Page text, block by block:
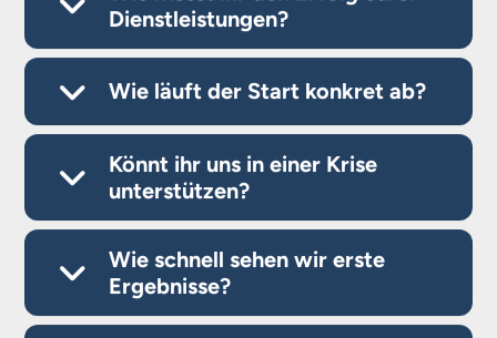
Dienstleistungen?
Wie läuft der Start konkret ab?
Könnt ihr uns in einer Krise
unterstützen?
Wie schnell sehen wir erste
Ergebnisse?